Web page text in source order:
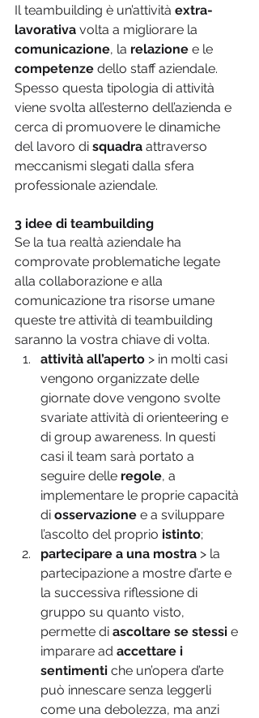
Il teambuilding è un’attività extra-
lavorativa volta a migliorare la
comunicazione, la relazione e le
competenze dello staff aziendale.
Spesso questa tipologia di attività
viene svolta all’esterno dell’azienda e
cerca di promuovere le dinamiche
del lavoro di squadra attraverso
meccanismi slegati dalla sfera
professionale aziendale.
3 idee di teambuilding
Se la tua realtà aziendale ha
comprovate problematiche legate
alla collaborazione e alla
comunicazione tra risorse umane
queste tre attività di teambuilding
saranno la vostra chiave di volta.
attività all’aperto > in molti casi
vengono organizzate delle
giornate dove vengono svolte
svariate attività di orienteering e
di group awareness. In questi
casi il team sarà portato a
seguire delle regole, a
implementare le proprie capacità
di osservazione e a sviluppare
l’ascolto del proprio istinto;
partecipare a una mostra > la
partecipazione a mostre d’arte e
la successiva riflessione di
gruppo su quanto visto,
permette di ascoltare se stessi e
imparare ad accettare i
sentimenti che un’opera d’arte
può innescare senza leggerli
come una debolezza, ma anzi